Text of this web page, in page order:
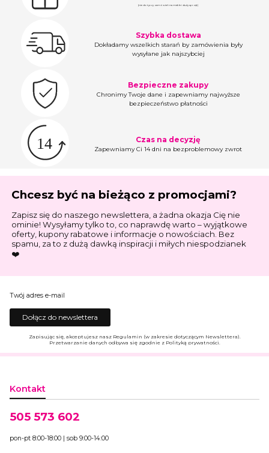
(nie dotyczy zamówień na meble i duży sprzęt)
Szybka dostawa
Dokładamy wszelkich starań by zamówienia były
wysyłane jak najszybciej
Bezpieczne zakupy
Chronimy Twoje dane i zapewniamy najwyższe
bezpieczeństwo płatności
Czas na decyzję
Zapewniamy Ci 14 dni na bezproblemowy zwrot
Chcesz być na bieżąco z promocjami?
Zapisz się do naszego newslettera, a żadna okazja Cię nie
ominie! Wysyłamy tylko to, co naprawdę warto – wyjątkowe
oferty, kupony rabatowe i informacje o nowościach. Bez
spamu, za to z dużą dawką inspiracji i miłych niespodzianek
❤️
Twój adres e-mail
Dołącz do newslettera
Zapisując się, akceptujesz nasz Regulamin (w zakresie dotyczącym Newslettera).
Przetwarzanie danych odbywa się zgodnie z Polityką prywatności.
Kontakt
505 573 602
pon-pt 8:00-18:00 | sob 9:00-14:00